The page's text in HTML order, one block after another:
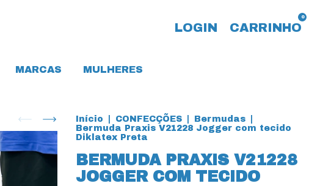
LOGIN CARRINHO
0
MARCAS MULHERES
Início CONFECÇÕES Bermudas
Bermuda Praxis V21228 Jogger com tecido
Diklatex Preta
BERMUDA PRAXIS V21228
JOGGER COM TECIDO